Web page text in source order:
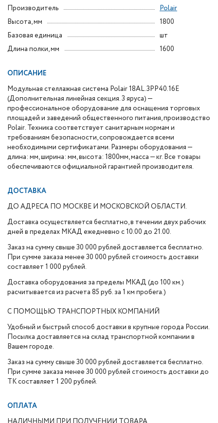
Производитель
Polair
Высота, мм
1800
Базовая единица
шт
Длина полки, мм
1600
ОПИСАНИЕ
Модульная стеллажная система Polair 18AL.3PP40.16E
(Дополнительная линейная секция. 3 яруса) —
профессиональное оборудование для оснащения торговых
площадей и заведений общественного питания, производство
Polair. Техника соответствует санитарным нормам и
требованиям безопасности, сопровождается всеми
необходимыми сертификатами. Размеры оборудования —
длина: мм, ширина: мм, высота: 1800мм, масса — кг. Все товары
обеспечиваются официальной гарантией производителя.
ДОСТАВКА
ДО АДРЕСА ПО МОСКВЕ И МОСКОВСКОЙ ОБЛАСТИ.
Доставка осуществляется бесплатно, в течении двух рабочих
дней в пределах МКАД ежедневно с 10.00 до 21.00.
Заказ на сумму свыше 30 000 рублей доставляется бесплатно.
При сумме заказа менее 30 000 рублей стоимость доставки
составляет 1 000 рублей.
Доставка оборудования за пределы МКАД (до 100 км.)
расчитывается из расчета 85 руб. за 1 км пробега.)
С ПОМОЩЬЮ ТРАНСПОРТНЫХ КОМПАНИЙ
Удобный и быстрый способ доставки в крупные города России.
Посылка доставляется на склад транспортной компании в
Вашем городе.
Заказ на сумму свыше 30 000 рублей доставляется бесплатно.
При сумме заказа менее 30 000 рублей стоимость доставки до
ТК составляет 1 200 рублей.
ОПЛАТА